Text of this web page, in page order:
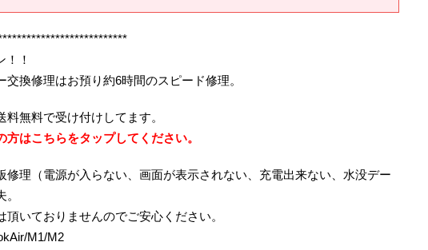
！！
換修理はお預り約6時間のスピード修理。
無料で受け付けしてます。
はこちらをタップしてください。
修理（電源が入らない、画面が表示されない、充電出来ない、水没デー
いておりませんのでご安心ください。
M1/M2